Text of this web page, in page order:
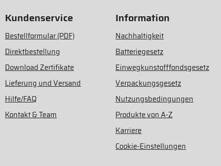
Kundenservice
Bestellformular (PDF)
Direktbestellung
Download Zertifikate
Lieferung und Versand
Hilfe/FAQ
Kontakt & Team
Information
Nachhaltigkeit
Batteriegesetz
Einwegkunstofffondsgesetz
Verpackungsgesetz
Nutzungsbedingungen
Produkte von A-Z
Karriere
Cookie-Einstellungen